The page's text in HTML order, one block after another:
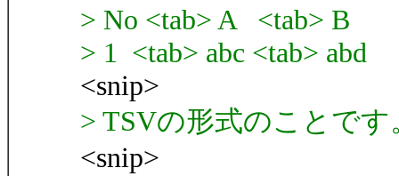
> No <tab> A <tab> B
> 1 <tab> abc <tab> abd
<snip>
> TSVの形式のことです
<snip>